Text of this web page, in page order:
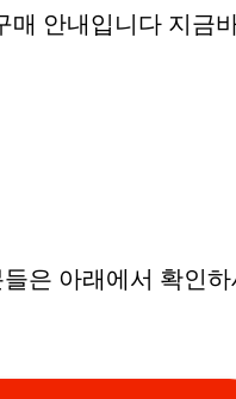
안내입니다 지금
은 아래에서 확인